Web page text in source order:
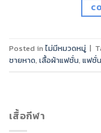
Posted in ไม่มีหมวดหมู่ |
ชายหาด, เสื้อผ้าแฟชั่น, แฟชั่น
เสื้อกีฬา